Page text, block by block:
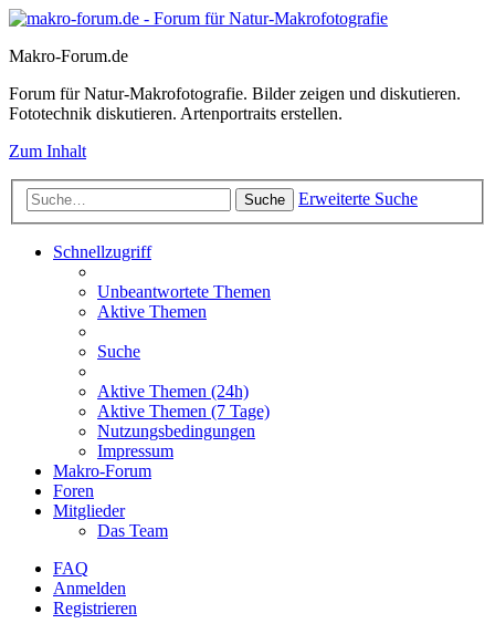
Makro-Forum.de
Forum für Natur-Makrofotografie. Bilder zeigen und diskutieren.
Fototechnik diskutieren. Artenportraits erstellen.
Zum Inhalt
Suche Erweiterte Suche
Schnellzugriff
Unbeantwortete Themen
Aktive Themen
Suche
Aktive Themen (24h)
Aktive Themen (7 Tage)
Nutzungsbedingungen
Impressum
Makro-Forum
Foren
Mitglieder
Das Team
FAQ
Anmelden
Registrieren